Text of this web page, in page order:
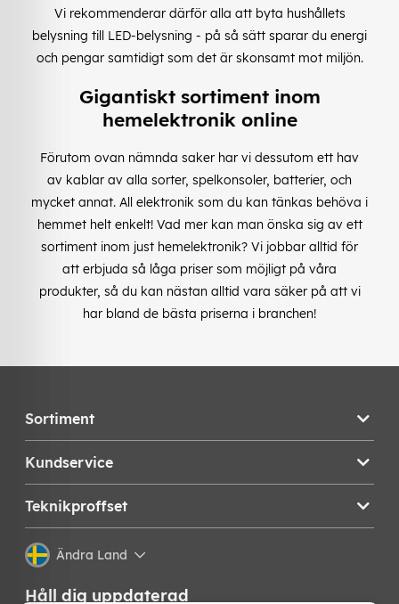
Vi rekommenderar därför alla att byta hushållets
belysning till LED-belysning - på så sätt sparar du energi
och pengar samtidigt som det är skonsamt mot miljön.
Gigantiskt sortiment inom
hemelektronik online
Förutom ovan nämnda saker har vi dessutom ett hav
av kablar av alla sorter, spelkonsoler, batterier, och
mycket annat. All elektronik som du kan tänkas behöva i
hemmet helt enkelt! Vad mer kan man önska sig av ett
sortiment inom just hemelektronik? Vi jobbar alltid för
att erbjuda så låga priser som möjligt på våra
produkter, så du kan nästan alltid vara säker på att vi
har bland de bästa priserna i branchen!
Sortiment
Kundservice
Teknikproffset
Ändra Land
Håll dig uppdaterad